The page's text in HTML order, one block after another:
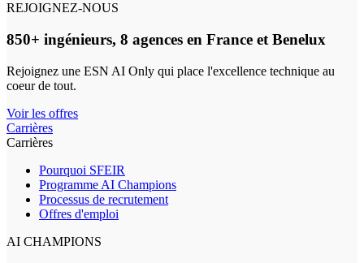
REJOIGNEZ-NOUS
850+ ingénieurs, 8 agences en France et Benelux
Rejoignez une ESN AI Only qui place l'excellence technique au
coeur de tout.
Voir les offres
Carrières
Carrières
Pourquoi SFEIR
Programme AI Champions
Processus de recrutement
Offres d'emploi
AI CHAMPIONS